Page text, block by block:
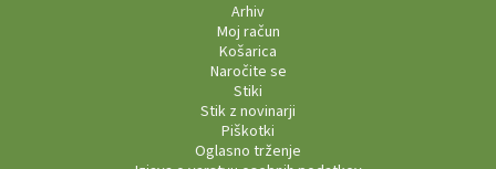
Arhiv
Moj račun
Košarica
Naročite se
Stiki
Stik z novinarji
Piškotki
Oglasno trženje